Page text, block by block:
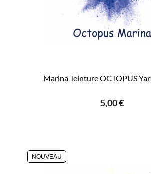
Marina Teinture OCTOPUS
5,00 €
NOUVEAU